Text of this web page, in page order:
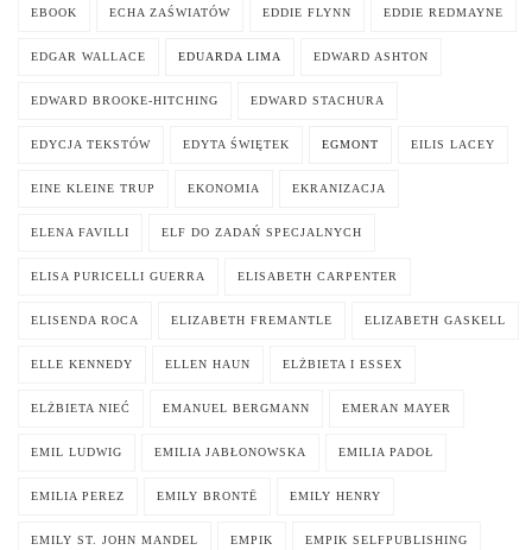
EBOOK ECHA ZAŚWIATÓW EDDIE FLYNN EDDIE REDMAYNE
EDGAR WALLACE EDUARDA LIMA EDWARD ASHTON
EDWARD BROOKE-HITCHING EDWARD STACHURA
EDYCJA TEKSTÓW EDYTA ŚWIĘTEK EGMONT EILIS LACEY
EINE KLEINE TRUP EKONOMIA EKRANIZACJA
ELENA FAVILLI ELF DO ZADAŃ SPECJALNYCH
ELISA PURICELLI GUERRA ELISABETH CARPENTER
ELISENDA ROCA ELIZABETH FREMANTLE ELIZABETH GASKELL
ELLE KENNEDY ELLEN HAUN ELŻBIETA I ESSEX
ELŻBIETA NIEĆ EMANUEL BERGMANN EMERAN MAYER
EMIL LUDWIG EMILIA JABŁONOWSKA EMILIA PADOŁ
EMILIA PEREZ EMILY BRONTË EMILY HENRY
EMILY ST. JOHN MANDEL EMPIK EMPIK SELFPUBLISHING